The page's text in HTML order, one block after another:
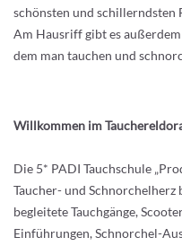
schönsten und schillerndsten
Am Hausriff gibt es
dem man tauchen und
Willkommen im
Die 5* PADI Tauchschule
Taucher- und Schnorchelherz
begleitete Tauchgänge,
Einführungen, Schnorchel-